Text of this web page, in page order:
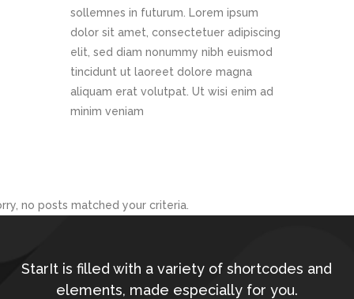
sollemnes in futurum. Lorem ipsum
dolor sit amet, consectetuer adipiscing
elit, sed diam nonummy nibh euismod
tincidunt ut laoreet dolore magna
aliquam erat volutpat. Ut wisi enim ad
minim veniam
no posts matched your criteria.
StarIt is filled with a variety of shortcodes and
elements, made especially for you.